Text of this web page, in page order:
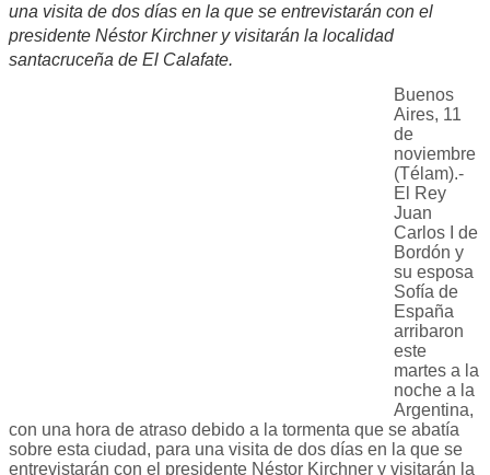
una visita de dos días en la que se entrevistarán con el
presidente Néstor Kirchner y visitarán la localidad
santacruceña de El Calafate.
Buenos
Aires, 11
de
noviembre
(Télam).-
El Rey
Juan
Carlos I de
Bordón y
su esposa
Sofía de
España
arribaron
este
martes a la
noche a la
Argentina,
con una hora de atraso debido a la tormenta que se abatía
sobre esta ciudad, para una visita de dos días en la que se
entrevistarán con el presidente Néstor Kirchner y visitarán la